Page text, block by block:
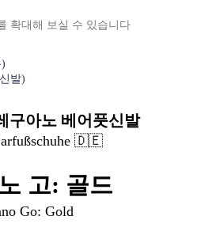
확대해 보실 수 있습니다
발)
구아노 베어풋신발
🇩🇪
고: 골드
Go: Gold